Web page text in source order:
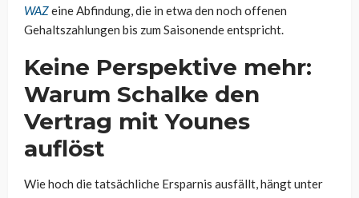
WAZeine Abfindung, die in etwa den noch offenen
Gehaltszahlungen bis zum Saisonende entspricht.
Keine Perspektive mehr:
Warum Schalke den
Vertrag mit Younes
auflöst
Wie hoch die tatsächliche Ersparnis ausfällt, hängt unter